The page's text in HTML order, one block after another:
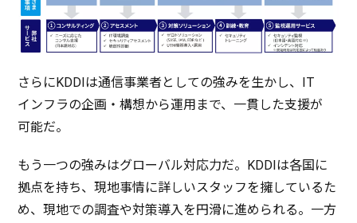
さらにKDDIは通信事業者 としての強みを生かし、IT
インフラの企画 ・構想から運用 まで、 一貫した支援が
可能だ。
もう一つの強みはグローバル対応力だ。KDDIは各国 に
拠点を持ち、現地事情に詳しいスタッフを擁しているた
め、現地での調査や対策導入 を円滑に進められる。 一方